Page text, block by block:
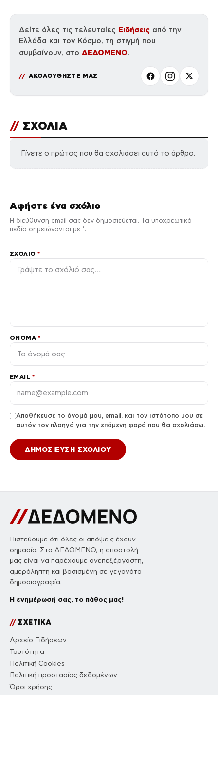
Δείτε όλες τις τελευταίες Ειδήσεις από την
Ελλάδα και τον Κόσμο, τη στιγμή που
συμβαίνουν, στο ΔΕΔΟΜΕΝΟ.
ΑΚΟΛΟΥΘΗΣΤΕ ΜΑΣ
// ΣΧΟΛΙΑ
Γίνετε ο πρώτος που θα σχολιάσει αυτό το άρθρο.
Αφήστε ένα σχόλιο
Η διεύθυνση email σας δεν δημοσιεύεται. Τα υποχρεωτικά
πεδία σημειώνονται με *.
ΣΧΌΛΙΟ*
ΌΝΟΜΑ *
EMAIL *
Αποθήκευσε το όνομά μου, email, και τον ιστότοπο μου σε
αυτόν τον πλοηγό για την επόμενη φορά που θα σχολιάσω.
Πιστεύουμε ότι όλες οι απόψεις έχουν
σημασία. Στο ΔΕΔΟΜΕΝΟ, η αποστολή
μας είναι να παρέχουμε ανεπεξέργαστη,
αμερόληπτη και βασισμένη σε γεγονότα
δημοσιογραφία.
Η ενημέρωσή σας, το πάθος μας!
//ΣΧΕΤΙΚΑ
Αρχείο Ειδήσεων
Ταυτότητα
Πολιτική Cookies
Πολιτική προστασίας δεδομένων
Όροι χρήσης